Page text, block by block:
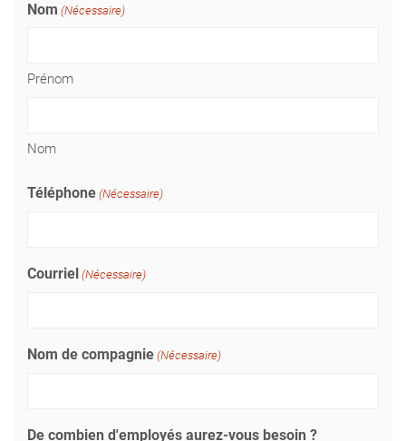
Nom (Nécessaire)
Prénom
Nom
Téléphone (Nécessaire)
Courriel (Nécessaire)
Nom de compagnie (Nécessaire)
De combien d'employés aurez-vous besoin ?